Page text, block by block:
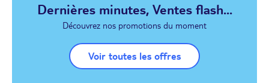
Dernières minutes, Ventes flash...
Découvrez nos promotions du moment
Voir toutes les offres